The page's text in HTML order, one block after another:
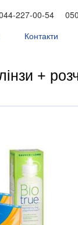
227-00-54
Контакти
+